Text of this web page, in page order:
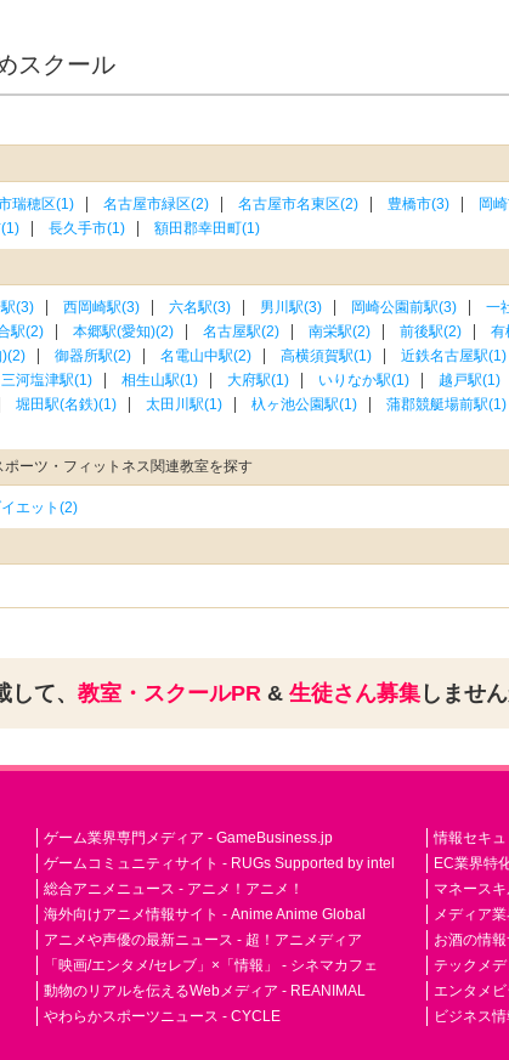
スクール
瑞穂区(1) 名古屋市緑区(2) 名古屋市名東区(2) 豊橋市(3) 岡
長久手市(1) 額田郡幸田町(1)
(3) 西岡崎駅(3) 六名駅(3) 男川駅(3) 岡崎公園前駅(3) 一
駅(2) 本郷駅(愛知)(2) 名古屋駅(2) 南栄駅(2) 前後駅(2) 有
)(2) 御器所駅(2) 名電山中駅(2) 高横須賀駅(1) 近鉄名古屋駅(1)
三河塩津駅(1) 相生山駅(1) 大府駅(1) いりなか駅(1) 越戸駅(1)
堀田駅(名鉄)(1) 太田川駅(1) 杁ヶ池公園駅(1) 蒲郡競艇場前駅(1)
ーツ・フィットネス関連教室を探す
エット(2)
て、 教室・スクールPR& 生徒さん募集しませ
ゲーム業界専門メディア - GameBusiness.jp
ゲームコミュニティサイト - RUGs Supported by intel
総合アニメニュース - アニメ！アニメ！
海外向けアニメ情報サイト - Anime Anime Global
アニメや声優の最新ニュース - 超！アニメディア
「映画/エンタメ/セレブ」×「情報」 - シネマカフェ
動物のリアルを伝えるWebメディア - REANIMAL
やわらかスポーツニュース - CYCLE
情報セキ
EC業界特
マネース
メディア
お酒の情
テックメ
エンタメ
ビジネス